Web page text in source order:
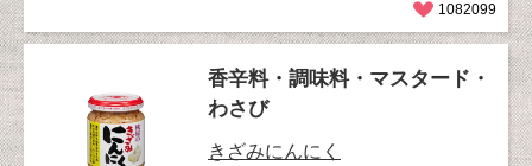
1082099
香辛料・調味料・マスタード・
わさび
きざみにんにく